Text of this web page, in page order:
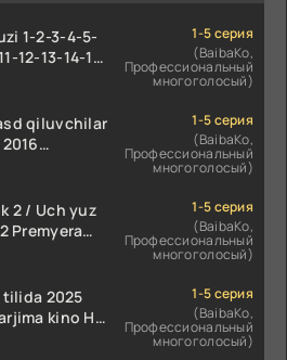
1-2-3-4-5-
12-13-14-15-
tilida
tilida
1-5 серия
(BaibaKo,
Профессиональный
многоголосый)
qiluvchilar
kino
1-5 серия
(BaibaKo,
Профессиональный
многоголосый)
2 / Uch yuz
Premyera
1-5 серия
(BaibaKo,
Профессиональный
многоголосый)
tilida 2025
kino HD
1-5 серия
(BaibaKo,
Профессиональный
многоголосый)